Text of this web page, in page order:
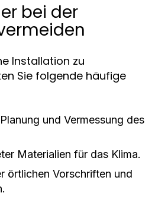
bei der
Installation zu
Sie folgende häufige
und Vermessung des
Materialien für das Klima.
örtlichen Vorschriften und